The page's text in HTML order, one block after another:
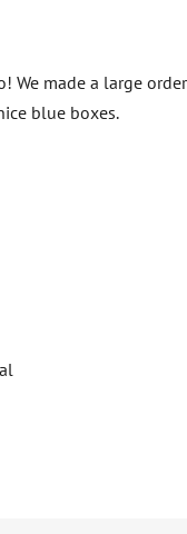
We made a large order
blue boxes.